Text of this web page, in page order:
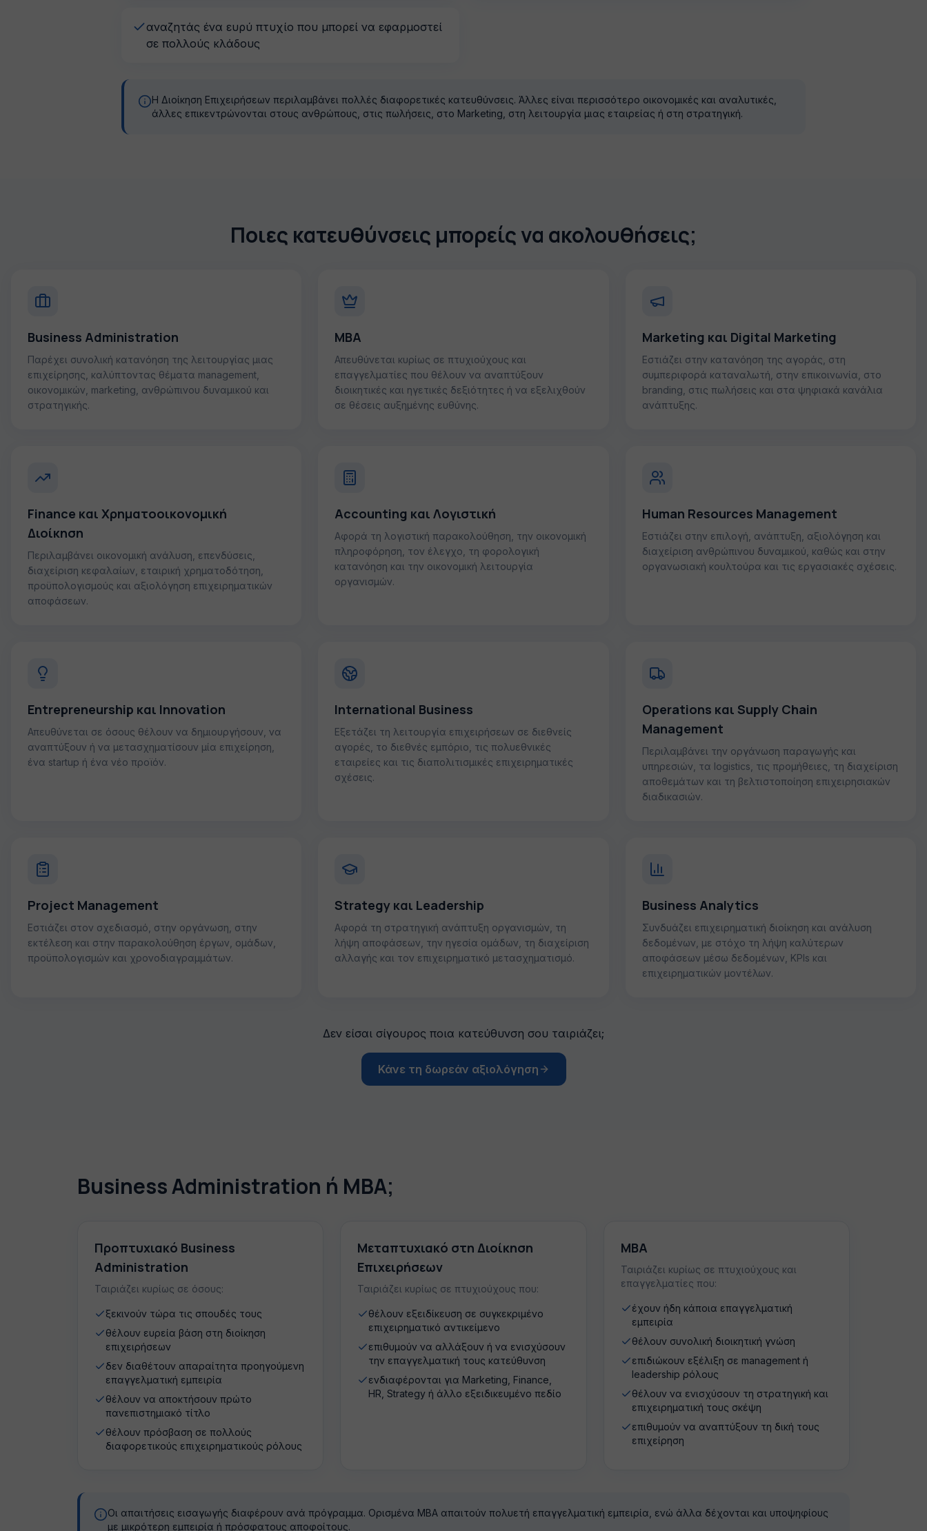
αναζητάς ένα ευρύ πτυχίο που μπορεί να εφαρμοστεί
σε πολλούς κλάδους
Η Διοίκηση Επιχειρήσεων περιλαμβάνει πολλές διαφορετικές κατευθύνσεις. Άλλες είναι περισσότερο οικονομικές και αναλυτικές,
άλλες επικεντρώνονται στους ανθρώπους, στις πωλήσεις, στο Marketing, στη λειτουργία μιας εταιρείας ή στη στρατηγική.
Ποιες κατευθύνσεις μπορείς να ακολουθήσεις;
Business Administration
Παρέχει συνολική κατανόηση της λειτουργίας μιας
επιχείρησης, καλύπτοντας θέματα management,
οικονομικών, marketing, ανθρώπινου δυναμικού και
στρατηγικής.
MBA
Απευθύνεται κυρίως σε πτυχιούχους και
επαγγελματίες που θέλουν να αναπτύξουν
διοικητικές και ηγετικές δεξιότητες ή να εξελιχθούν
σε θέσεις αυξημένης ευθύνης.
Marketing και Digital Marketing
Εστιάζει στην κατανόηση της αγοράς, στη
συμπεριφορά καταναλωτή, στην επικοινωνία, στο
branding, στις πωλήσεις και στα ψηφιακά κανάλια
ανάπτυξης.
Finance και Χρηματοοικονομική
Διοίκηση
Περιλαμβάνει οικονομική ανάλυση, επενδύσεις,
διαχείριση κεφαλαίων, εταιρική χρηματοδότηση,
προϋπολογισμούς και αξιολόγηση επιχειρηματικών
αποφάσεων.
Accounting και Λογιστική
Αφορά τη λογιστική παρακολούθηση, την οικονομική
πληροφόρηση, τον έλεγχο, τη φορολογική
κατανόηση και την οικονομική λειτουργία
οργανισμών.
Human Resources Management
Εστιάζει στην επιλογή, ανάπτυξη, αξιολόγηση και
διαχείριση ανθρώπινου δυναμικού, καθώς και στην
οργανωσιακή κουλτούρα και τις εργασιακές σχέσεις.
Entrepreneurship και Innovation
Απευθύνεται σε όσους θέλουν να δημιουργήσουν, να
αναπτύξουν ή να μετασχηματίσουν μία επιχείρηση,
ένα startup ή ένα νέο προϊόν.
International Business
Εξετάζει τη λειτουργία επιχειρήσεων σε διεθνείς
αγορές, το διεθνές εμπόριο, τις πολυεθνικές
εταιρείες και τις διαπολιτισμικές επιχειρηματικές
σχέσεις.
Operations και Supply Chain
Management
Περιλαμβάνει την οργάνωση παραγωγής και
υπηρεσιών, τα logistics, τις προμήθειες, τη διαχείριση
αποθεμάτων και τη βελτιστοποίηση επιχειρησιακών
διαδικασιών.
Project Management
Εστιάζει στον σχεδιασμό, στην οργάνωση, στην
εκτέλεση και στην παρακολούθηση έργων, ομάδων,
προϋπολογισμών και χρονοδιαγραμμάτων.
Strategy και Leadership
Αφορά τη στρατηγική ανάπτυξη οργανισμών, τη
λήψη αποφάσεων, την ηγεσία ομάδων, τη διαχείριση
αλλαγής και τον επιχειρηματικό μετασχηματισμό.
Business Analytics
Συνδυάζει επιχειρηματική διοίκηση και ανάλυση
δεδομένων, με στόχο τη λήψη καλύτερων
αποφάσεων μέσω δεδομένων, KPIs και
επιχειρηματικών μοντέλων.
Δεν είσαι σίγουρος ποια κατεύθυνση σου ταιριάζει;
Κάνε τη δωρεάν αξιολόγηση
Business Administration ή MBA;
Προπτυχιακό Business
Administration
Ταιριάζει κυρίως σε όσους:
ξεκινούν τώρα τις σπουδές τους
θέλουν ευρεία βάση στη διοίκηση
επιχειρήσεων
δεν διαθέτουν απαραίτητα προηγούμενη
επαγγελματική εμπειρία
θέλουν να αποκτήσουν πρώτο
πανεπιστημιακό τίτλο
θέλουν πρόσβαση σε πολλούς
διαφορετικούς επιχειρηματικούς ρόλους
Μεταπτυχιακό στη Διοίκηση
Επιχειρήσεων
Ταιριάζει κυρίως σε πτυχιούχους που:
θέλουν εξειδίκευση σε συγκεκριμένο
επιχειρηματικό αντικείμενο
επιθυμούν να αλλάξουν ή να ενισχύσουν
την επαγγελματική τους κατεύθυνση
ενδιαφέρονται για Marketing, Finance,
HR, Strategy ή άλλο εξειδικευμένο πεδίο
MBA
Ταιριάζει κυρίως σε πτυχιούχους και
επαγγελματίες που:
έχουν ήδη κάποια επαγγελματική
εμπειρία
θέλουν συνολική διοικητική γνώση
επιδιώκουν εξέλιξη σε management ή
leadership ρόλους
θέλουν να ενισχύσουν τη στρατηγική και
επιχειρηματική τους σκέψη
επιθυμούν να αναπτύξουν τη δική τους
επιχείρηση
Οι απαιτήσεις εισαγωγής διαφέρουν ανά πρόγραμμα. Ορισμένα MBA απαιτούν πολυετή επαγγελματική εμπειρία, ενώ άλλα δέχονται και υποψηφίους
με μικρότερη εμπειρία ή πρόσφατους αποφοίτους.